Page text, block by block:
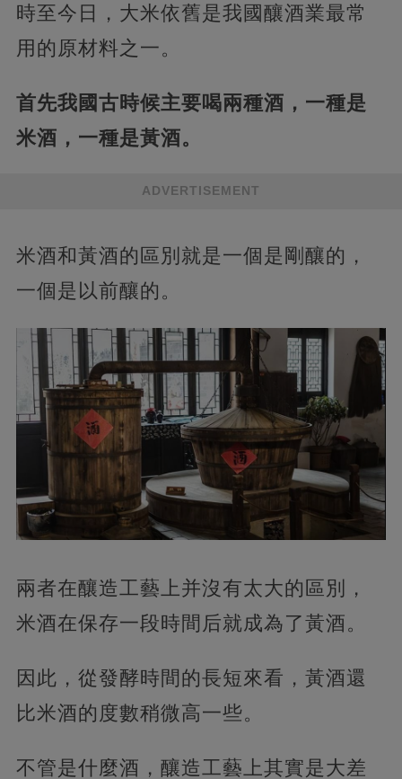
時至今日，大米依舊是我國釀酒業最常
用的原材料之一。
首先我國古時候主要喝兩種酒，一種是
米酒，一種是黃酒。
ADVERTISEMENT
米酒和黃酒的區別就是一個是剛釀的，
一個是以前釀的。
兩者在釀造工藝上并沒有太大的區別，
米酒在保存一段時間后就成為了黃酒。
因此，從發酵時間的長短來看，黃酒還
比米酒的度數稍微高一些。
不管是什麼酒，釀造工藝上其實是大差